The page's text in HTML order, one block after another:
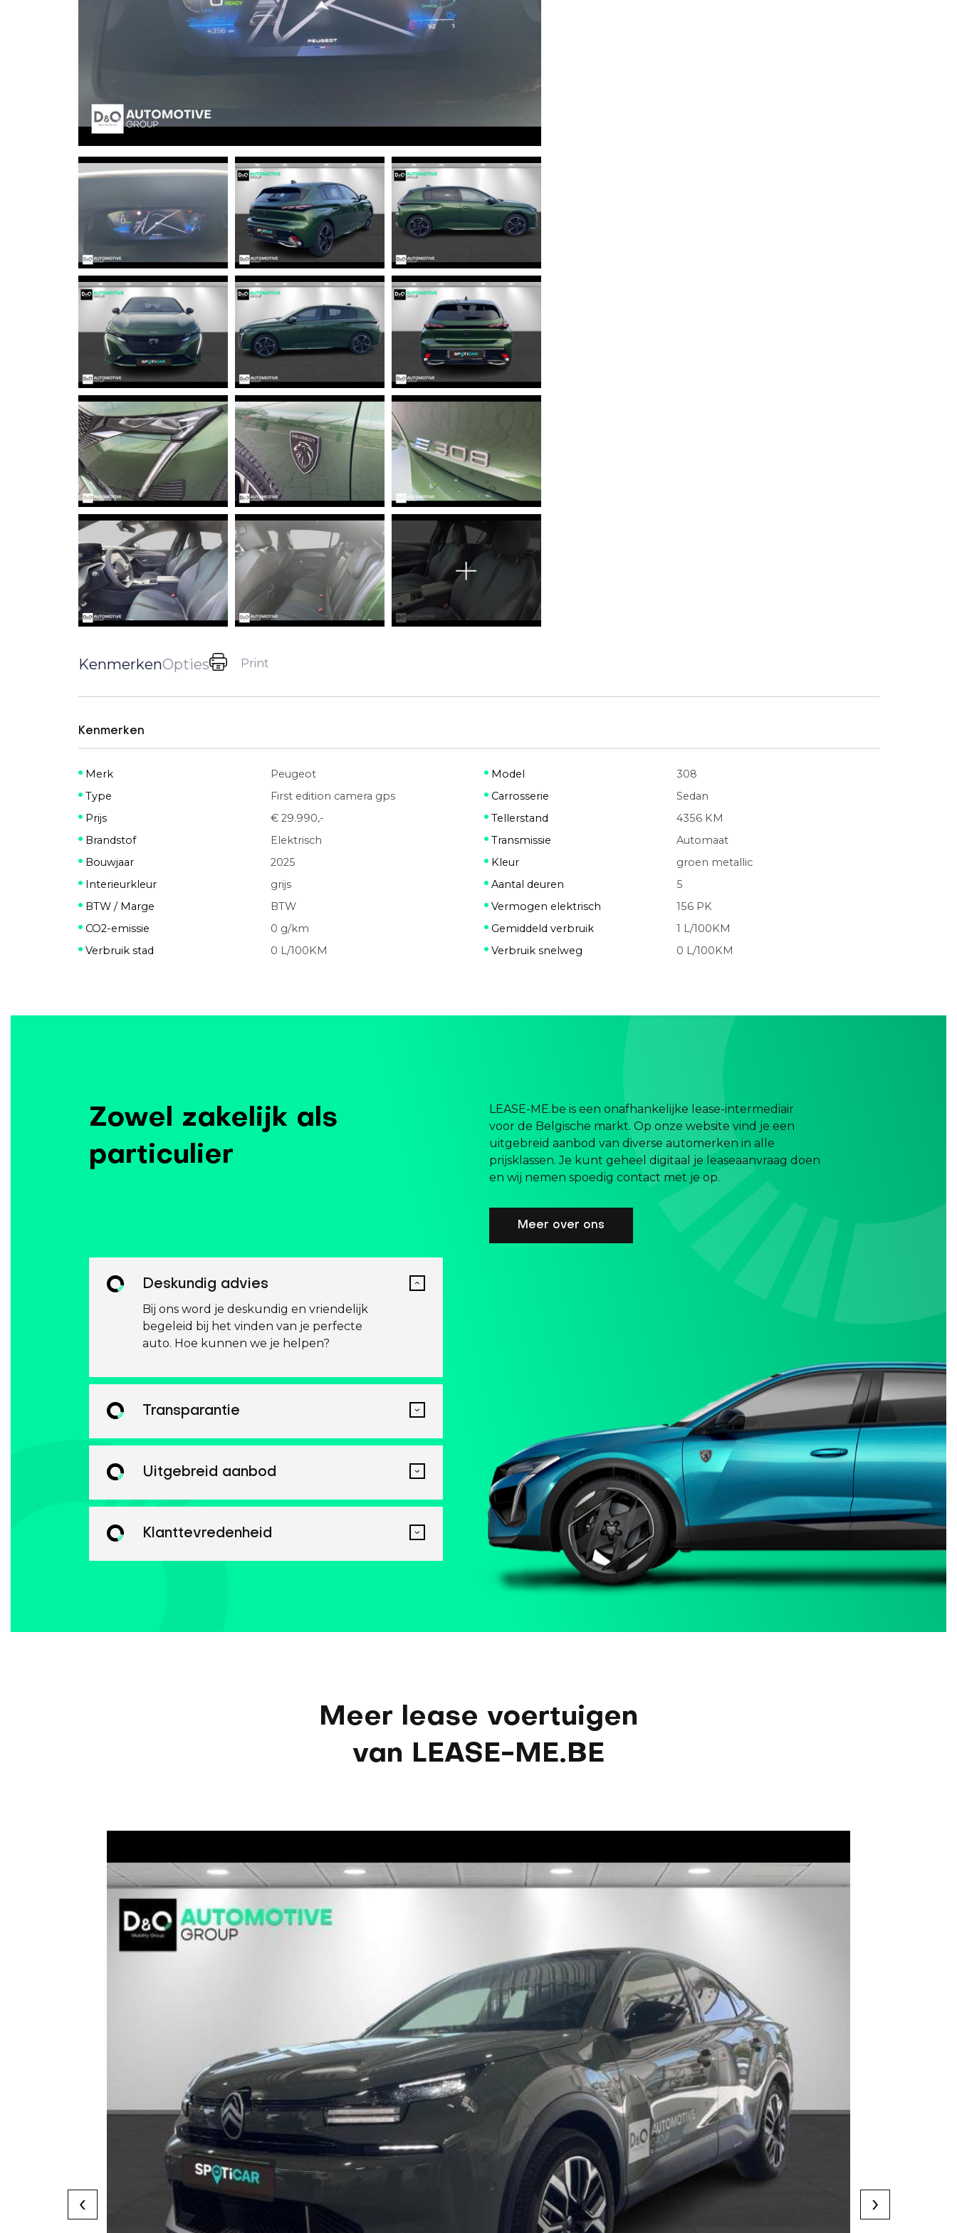
KenmerkenOpties Print
Kenmerken
Merk Peugeot Model
308
Type
First edition camera gps Carrosserie
Sedan
Prijs
€ 29.990,- Tellerstand
4356 KM
Brandstof
Elektrisch Transmissie
Automaat
Bouwjaar
2025 Kleur
groen metallic
Interieurkleur
grijs Aantal deuren
5
BTW / Marge
BTW Vermogen elektrisch
156 PK
CO2-emissie
0 g/km Gemiddeld verbruik
1 L/100KM
Verbruik stad
0 L/100KM Verbruik snelweg 0 L/100KM
Zowel zakelijk als
particulier
LEASE-ME.be is een onafhankelijke lease-intermediair
voor de Belgische markt. Op onze website vind je een
uitgebreid aanbod van diverse automerken in alle
prijsklassen. Je kunt geheel digitaal je leaseaanvraag doen
en wij nemen spoedig contact met je op.
Meer over ons
Deskundig advies
Bij ons word je deskundig en vriendelijk
begeleid bij het vinden van je perfecte
auto. Hoe kunnen we je helpen?
Transparantie
Uitgebreid aanbod
Klanttevredenheid
Meer lease voertuigen
van LEASE-ME.BE